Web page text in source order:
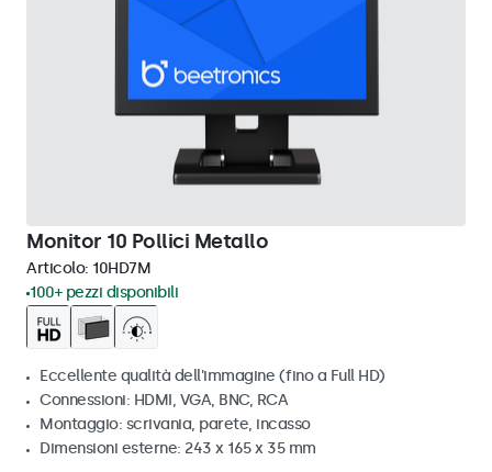
Monitor 10 Pollici Metallo
Articolo: 10HD7M
100+ pezzi disponibili
Eccellente qualità dell'immagine (fino a Full HD)
Connessioni: HDMI, VGA, BNC, RCA
Montaggio: scrivania, parete, incasso
Dimensioni esterne: 243 x 165 x 35 mm